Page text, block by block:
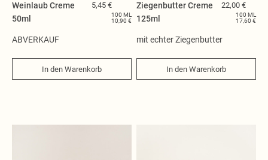
Weinlaub Creme
50ml
5,45 €
100 ML
10,90 €
ABVERKAUF
In den Warenkorb
Ziegenbutter Creme
125ml
22,00 €
100 ML
17,60 €
mit echter Ziegenbutter
In den Warenkorb